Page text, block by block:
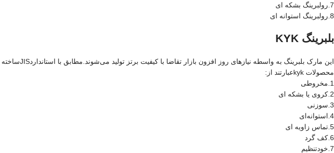
7.رولبرینگ بشکه ای
8.رولبرینگ استوانه ای
بلبرینگ KYK
این مارک بلبرینگ به واسطه نیازهای روز افزون بازار تقاضا با کیفیت برتز تولید می‌شوند.مطابق با استانداردJISساخته می‌شوند و مورد بررسی و آزمایش قرار می‌گیرند.پینیون نمایندگی(فروش بلبرینگ صنعتی)از جملهkykاست.
محصولات kykعبارتند از:
1.مخروطی
2.کروی یا بشکه ای
3.سوزنی
4.استوانه‌ای
5.تماس زاویه ای
6.کف گرد
7.خودتنظیم